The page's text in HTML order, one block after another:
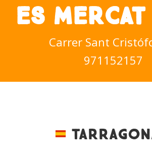
ES
Carrer Sant
971152157